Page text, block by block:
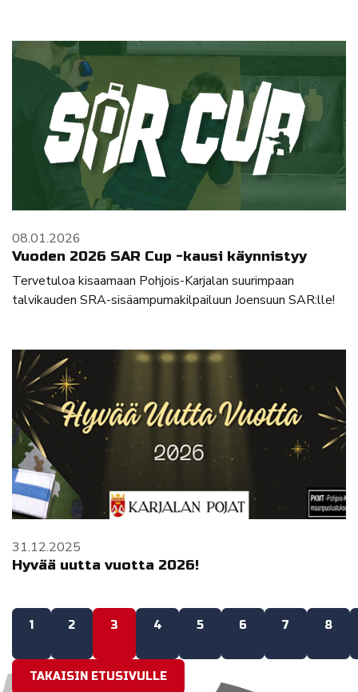
08.01.2026
Vuoden 2026 SAR Cup -kausi käynnistyy
Tervetuloa kisaamaan Pohjois-Karjalan suurimpaan
talvikauden SRA-sisäampumakilpailuun Joensuun SAR:lle!
31.12.2025
Hyvää uutta vuotta 2026!
1 2 3 4 5 6 7 8
TAKAISIN ETUSIVULLE